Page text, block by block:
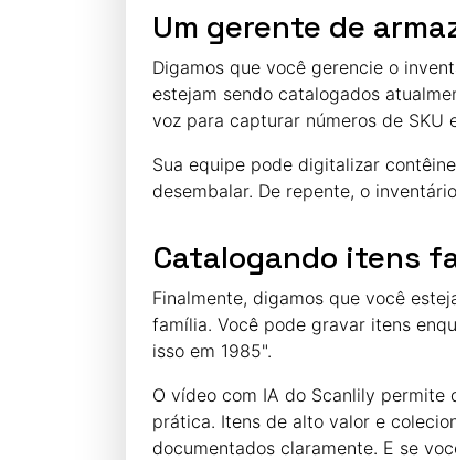
Um gerente de
Digamos que você gerencie o
estejam sendo catalogados
voz para capturar números de SKU
Sua equipe pode digitalizar
desembalar. De repente, o
Catalogando itens
Finalmente, digamos que você
família. Você pode gravar itens
isso em 1985".
O vídeo com IA do Scanlily
prática. Itens de alto valor e
documentados claramente. E se